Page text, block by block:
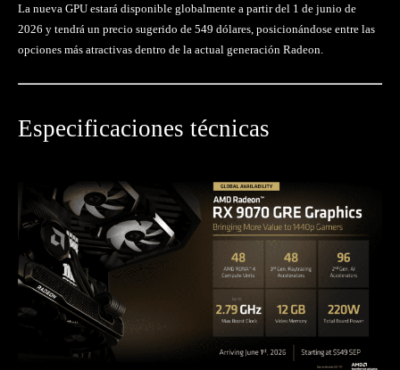
La nueva GPU estará disponible globalmente a partir del 1 de junio de
2026 y tendrá un precio sugerido de 549 dólares, posicionándose entre las
opciones más atractivas dentro de la actual generación Radeon.
Especificaciones técnicas